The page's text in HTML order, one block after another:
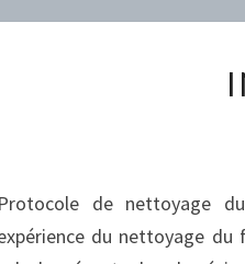
Protocole de nettoyage
du nettoyage du